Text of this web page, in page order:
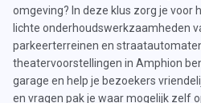
omgeving? In deze klus zorg je voor
lichte onderhoudswerkzaamheden
parkeerterreinen en
theatervoorstellingen in Amphion
garage en help je bezoekers
en vragen pak je waar mogelijk zelf